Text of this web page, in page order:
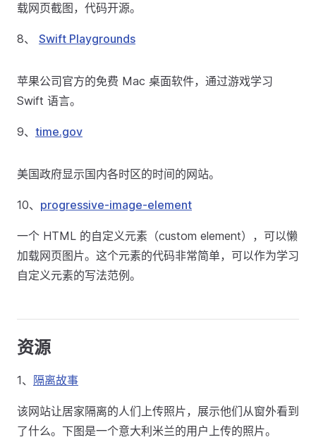
载网页截图，代码开源。
8、 Swift Playgrounds
苹果公司官方的免费 Mac 桌面软件，通过游戏学习
Swift 语言。
9、 time.gov
美国政府显示国内各时区的时间的网站。
10、 progressive-image-element
一个 HTML 的自定义元素（custom element），可以懒
加载网页图片。这个元素的代码非常简单，可以作为学习
自定义元素的写法范例。
资源
1、 隔离故事
该网站让居家隔离的人们上传照片，展示他们从窗外看到
了什么。下图是一个意大利米兰的用户上传的照片。